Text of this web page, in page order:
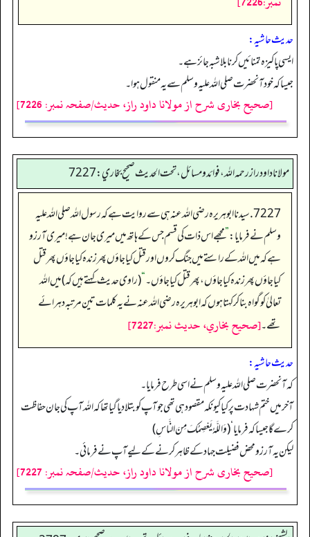
حدیث حاشیہ:
ایسی پاکیزہ تمنائیں کرنا بلا شبہ جائز ہے۔
جیسا کہ خود آنحضرت صلی اللہ علیہ وسلم سے یہ منقول ہوا۔
[صحیح بخاری شرح از مولانا داود راز، حدیث/صفحہ نمبر: 7226]
مولانا داود راز رحمه الله، فوائد و مسائل، تحت الحديث صحيح بخاري: 7227
7227. سیدنا ابو ہریرہ رضی اللہ عنہ ہی سے روایت ہے کہ رسول اللہ صلی اللہ علیہ
وسلم نے فرمایا:”مجھے اس ذات کی قسم جس کے ہاتھ میں میری جان ہے! میری آرزو
ہے کہ میں اللہ کے راستے میں جنگ کروں اور قتل کیا جاؤں پھر زندہ کیا جاؤں پھر قتل
کیا جاؤں پھر زندہ کیا جاؤں، پھر قتل کیا جاؤں۔“(راوی حدیث کہتے ہیں کہ) میں اللہ
تعالیٰ کو گواہ بنا کر کہتا ہوں کہ ابو ہریرہ رضی اللہ عنہ نے یہ کلمات تین مرتبہ دہرائے
تھے۔[صحيح بخاري، حديث نمبر:7227]
حدیث حاشیہ:
کہ آنحضرت صلی اللہ علیہ وسلم نے اسی طرح فرمایا۔
آخر میں ختم شہادت پر کیا کیونکہ مقصود ہی تھی جو آپ کو بتلا دیا گیا تھا کہ اللہ آپ کی جان حفاظت
کرے گا جیسا کہ فرمایا‘ (وَاللَّهُ يَعْصِمُكَ مِنَ النَّاسِ)
لیکن یہ آرزو محض فضیلت جہاد کے ظاہر کرنے کے لیے آپ نے فرمائی۔
[صحیح بخاری شرح از مولانا داود راز، حدیث/صفحہ نمبر: 7227]